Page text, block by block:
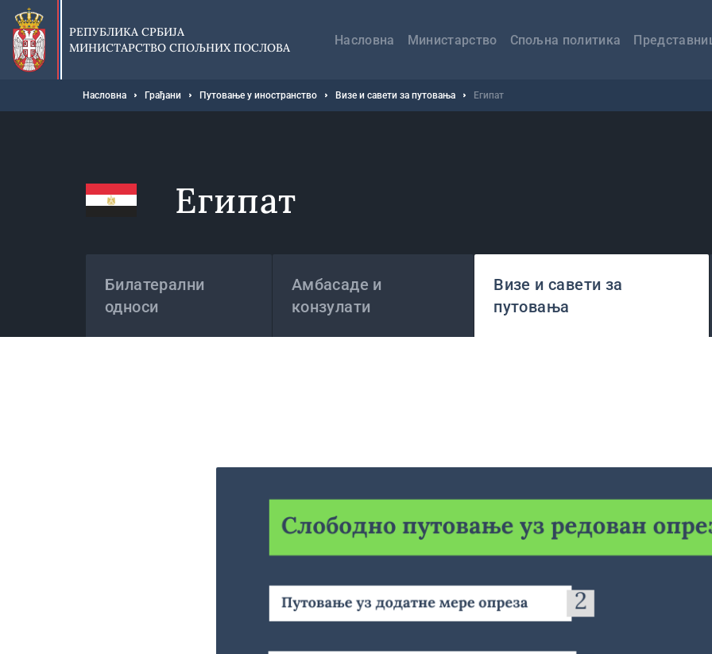
Прескочи
главни
део
садржаја
РЕПУБЛИКА СРБИЈА
МИНИСТАРСТВО СПОЉНИХ ПОСЛОВА
навигација
Насловна Министарство Спољна политика
Мрвице
Насловна Грађани Путовање у иностранство Визе и савети за путовања Египат
Египат
Билатерални
односи
Амбасаде и
конзулати
Визе и савети за
путовања